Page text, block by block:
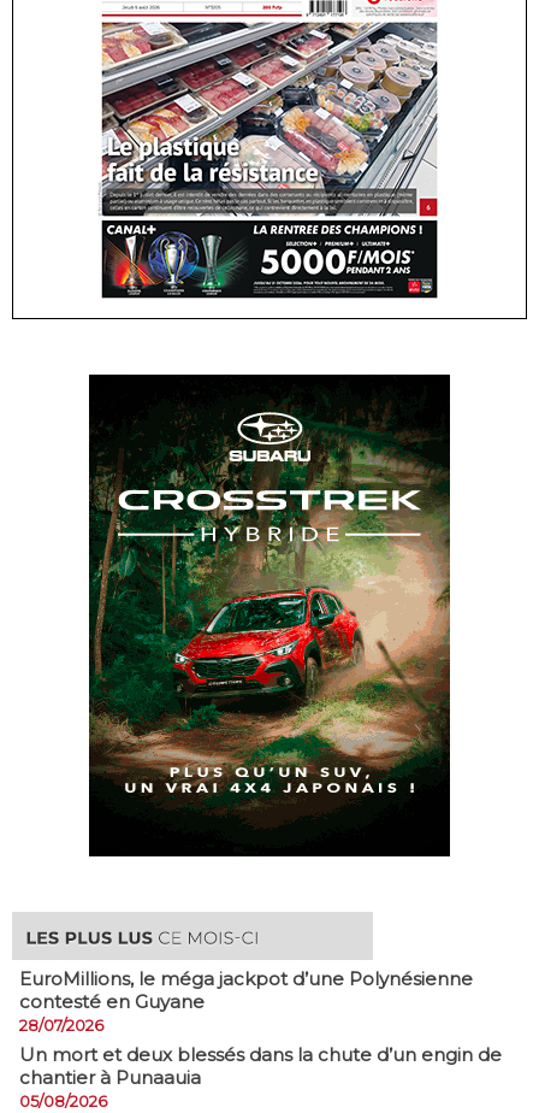
EuroMillions, ​le méga jackpot d’une Polynésienne
contesté en Guyane
28/07/2026
​Un mort et deux blessés dans la chute d’un engin de
chantier à Punaauia
05/08/2026